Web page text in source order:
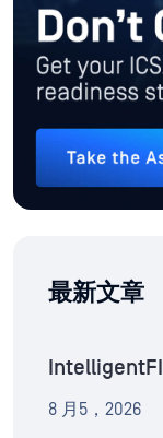
最新文章
8 月5，2026